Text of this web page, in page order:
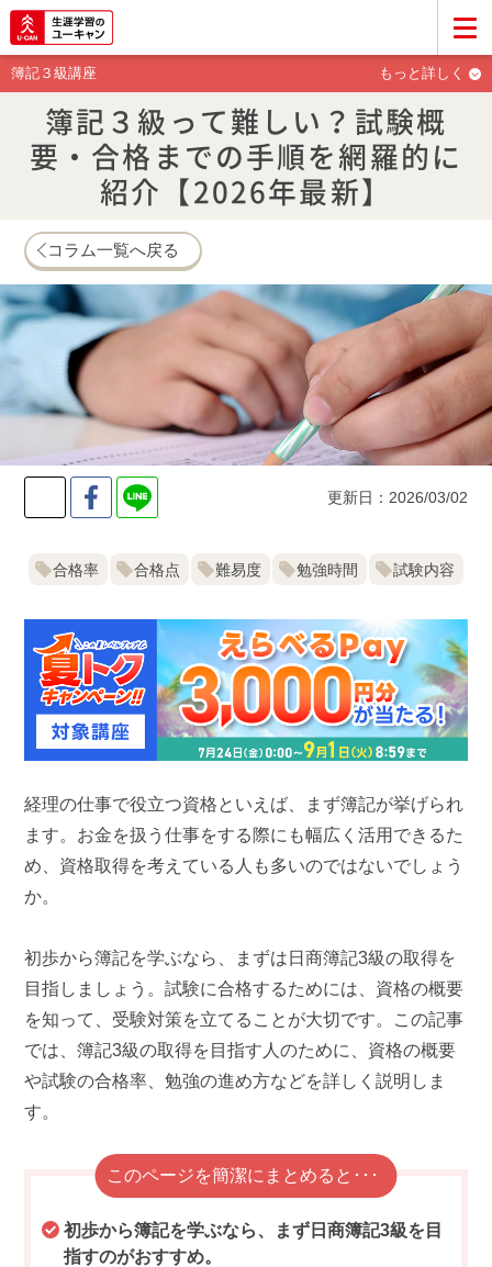
簿記３級講座 もっと詳しく
簿記３級って難しい？試験概
要・合格までの手順を網羅的に
紹介【2026年最新】
コラム一覧へ戻る
Facebook
LINE 更新日：2026/03/02
合格率 合格点 難易度 勉強時間 試験内容
経理の仕事で役立つ資格といえば、まず簿記が挙げられ
ます。お金を扱う仕事をする際にも幅広く活用できるた
め、資格取得を考えている人も多いのではないでしょう
か。
初歩から簿記を学ぶなら、まずは日商簿記3級の取得を
目指しましょう。試験に合格するためには、資格の概要
を知って、受験対策を立てることが大切です。この記事
では、簿記3級の取得を目指す人のために、資格の概要
や試験の合格率、勉強の進め方などを詳しく説明しま
す。
このページを簡潔にまとめると･･･
初歩から簿記を学ぶなら、まず日商簿記3級を目
指すのがおすすめ。